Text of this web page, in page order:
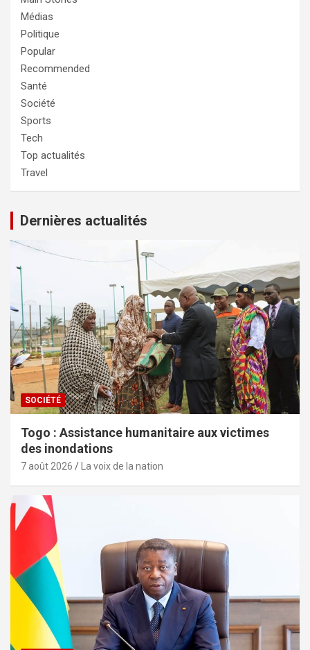
Médias
Politique
Popular
Recommended
Santé
Société
Sports
Tech
Top actualités
Travel
Dernières actualités
SOCIÉTÉ
Togo : Assistance humanitaire aux victimes
des inondations
7 août 2026 La voix de la nation